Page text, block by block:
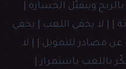
ويتقبّل الخسارة |
| | لا يخفي اللعب | يخفي
مصادر للتمويل | | لا
باللعب باستمرار |